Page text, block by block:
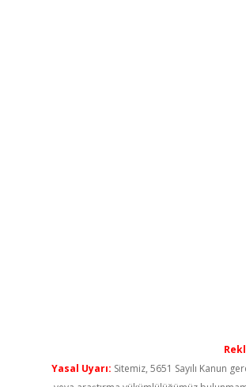
Yasal Uyarı: Sitemiz, 5651 Sayılı Kanun